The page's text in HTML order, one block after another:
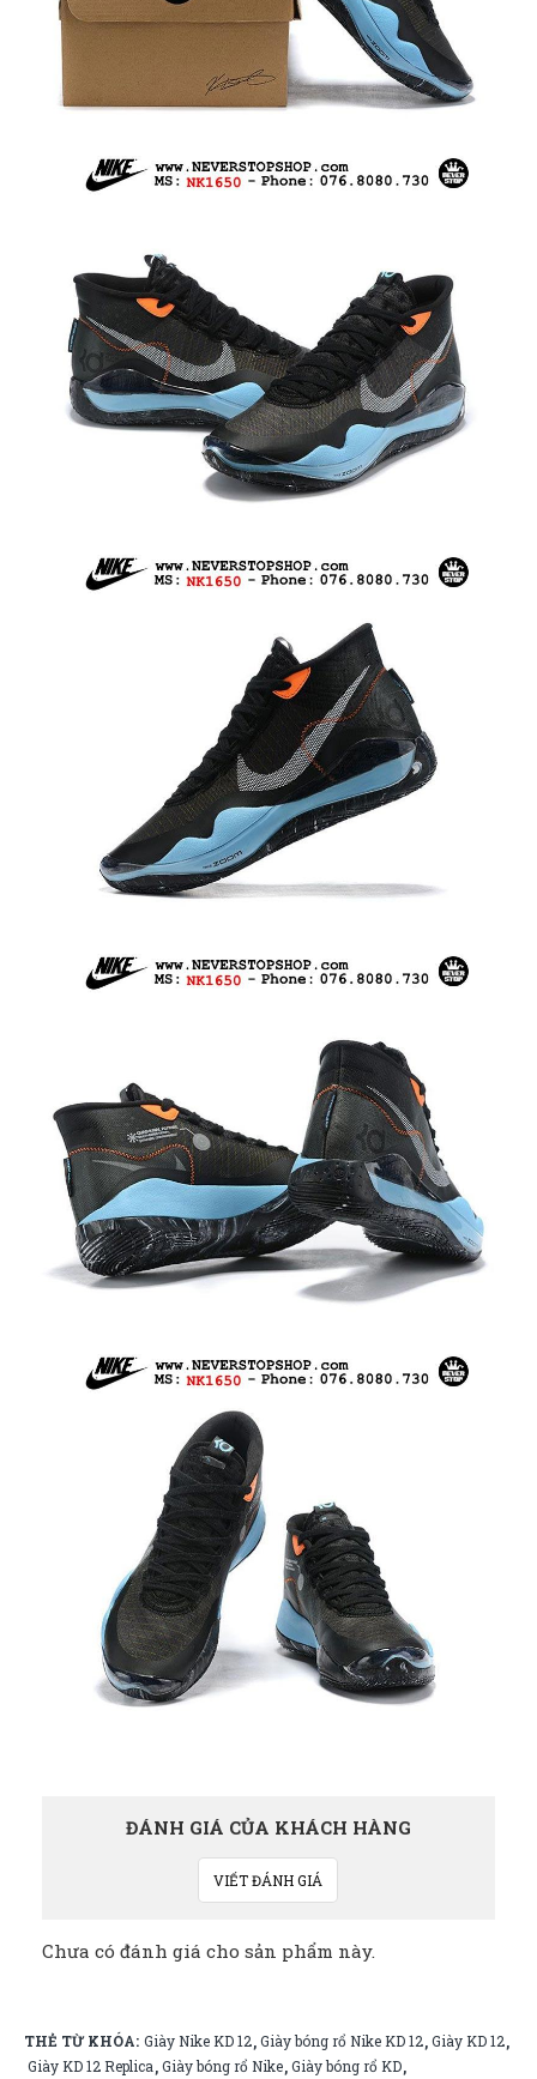
ĐÁNH GIÁ CỦA KHÁCH HÀNG
VIẾT ĐÁNH GIÁ
Chưa có đánh giá cho sản phẩm này.
THẺ TỪ KHÓA: Giày Nike KD 12,Giày bóng rổ Nike KD 12,Giày KD 12,
Giày KD 12 Replica,Giày bóng rổ Nike,Giày bóng rổ KD,